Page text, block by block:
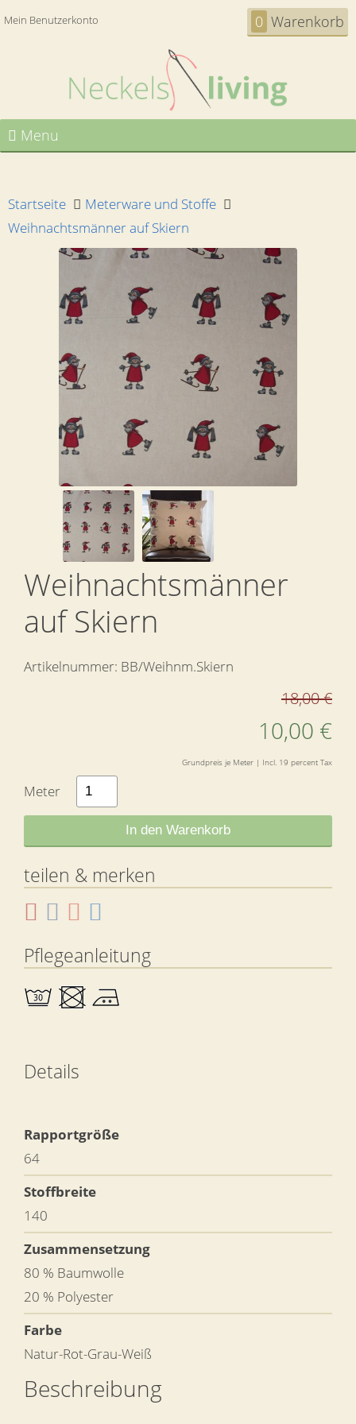
Mein Benutzerkonto 0 Warenkorb
Menu
Startseite
Meterware und Stoffe
Weihnachtsmänner auf Skiern
Weihnachtsmänner
auf Skiern
Artikelnummer: BB/Weihnm.Skiern
18,00 €
10,00 €
Grundpreis je Meter | Incl. 19 percent Tax
Meter
In den Warenkorb
teilen & merken
Pflegeanleitung
Details
Rapportgröße
64
Stoffbreite
140
Zusammensetzung
80 % Baumwolle
20 % Polyester
Farbe
Natur-Rot-Grau-Weiß
Beschreibung